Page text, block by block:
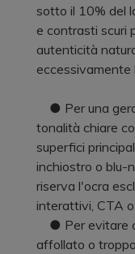
sotto il 10% del
e contrasti scuri
autenticità
eccessivamente
● Per una
tonalità chiare
superfici
inchiostro o blu-
riserva l'ocra
interattivi, CTA o
● Per evitare
affollato o